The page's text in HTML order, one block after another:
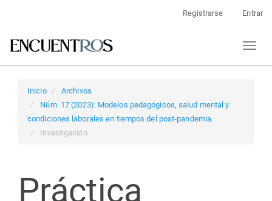
principal
Registrarse Entrar
Toggle
Inicio
Archivos
Núm. 17 (2023): Modelos pedagógicos, salud mental y
condiciones laborales en tiempos del post-pandemia.
Investigación
Práctica